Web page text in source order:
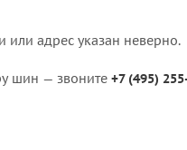
адрес указан неверно.
шин — звоните +7 (495)